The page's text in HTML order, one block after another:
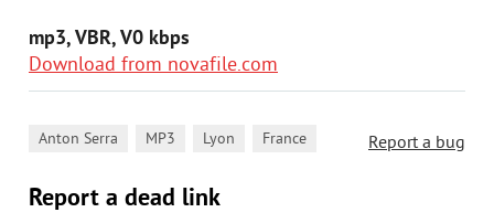
mp3, VBR, V0 kbps
Download from novafile.com
Report a bug
Anton Serra MP3 Lyon France
Report a dead link